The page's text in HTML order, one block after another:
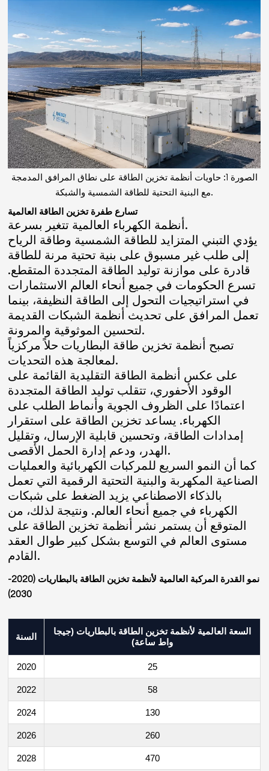
الصورة 1: حاويات أنظمة تخزين الطاقة على نطاق المرافق المدمجة
مع البنية التحتية للطاقة الشمسية والشبكة.
تسارع طفرة تخزين الطاقة العالمية
أنظمة الكهرباء العالمية تتغير بسرعة.
يؤدي التبني المتزايد للطاقة الشمسية وطاقة الرياح
إلى طلب غير مسبوق على بنية تحتية مرنة للطاقة
قادرة على موازنة توليد الطاقة المتجددة المتقطع.
تسرع الحكومات في جميع أنحاء العالم الاستثمارات
في استراتيجيات التحول إلى الطاقة النظيفة، بينما
تعمل المرافق على تحديث أنظمة الشبكات القديمة
لتحسين الموثوقية والمرونة.
تصبح أنظمة تخزين طاقة البطاريات حلاً مركزياً
لمعالجة هذه التحديات.
على عكس أنظمة الطاقة التقليدية القائمة على
الوقود الأحفوري، تتقلب توليد الطاقة المتجددة
اعتمادًا على الظروف الجوية وأنماط الطلب على
الكهرباء. يساعد تخزين الطاقة على استقرار
إمدادات الطاقة، وتحسين قابلية الإرسال، وتقليل
الهدر، ودعم إدارة الحمل الأقصى.
كما أن النمو السريع للمركبات الكهربائية والعمليات
الصناعية المكهربة والبنية التحتية الرقمية التي تعمل
بالذكاء الاصطناعي يزيد الضغط على شبكات
الكهرباء في جميع أنحاء العالم. ونتيجة لذلك، من
المتوقع أن يستمر نشر أنظمة تخزين الطاقة على
مستوى العالم في التوسع بشكل كبير طوال العقد
القادم.
نمو القدرة المركبة العالمية لأنظمة تخزين الطاقة بالبطاريات (2020-
2030)
السنة
السعة العالمية لأنظمة تخزين الطاقة بالبطاريات (جيجا
واط ساعة)
2020 25
2022 58
2024 130
2026 260
2028 470